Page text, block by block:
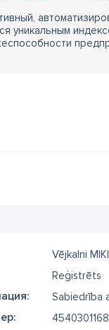
уникальным
Vējkalni MIKI
Reģistrēts
Sabiedrība